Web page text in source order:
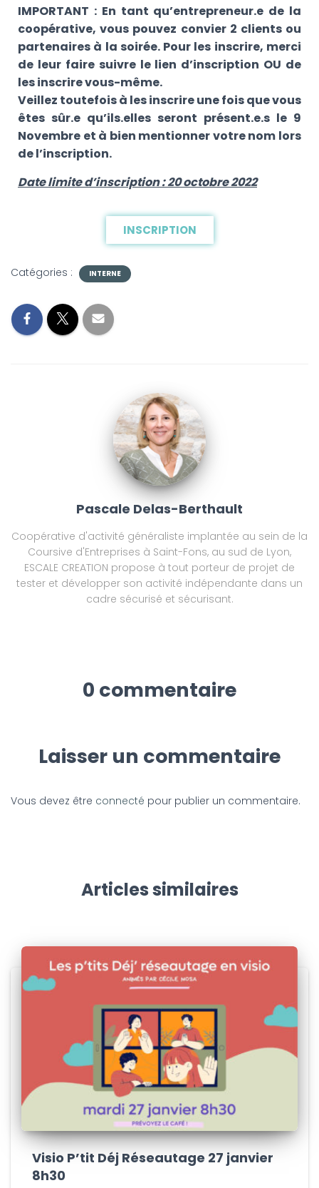
IMPORTANT : En tant qu’entrepreneur.e de la
coopérative, vous pouvez convier 2 clients ou
partenaires à la soirée. Pour les inscrire, merci
de leur faire suivre le lien d’inscription OU de
les inscrire vous-même.
Veillez toutefois à les inscrire une fois que vous
êtes sûr.e qu’ils.elles seront présent.e.s le 9
Novembre et à bien mentionner votre nom lors
de l’inscription.
Date limite d’inscription : 20 octobre 2022
INSCRIPTION
Catégories : INTERNE
Pascale Delas-Berthault
Coopérative d'activité généraliste implantée au sein de la
Coursive d'Entreprises à Saint-Fons, au sud de Lyon,
ESCALE CREATION propose à tout porteur de projet de
tester et développer son activité indépendante dans un
cadre sécurisé et sécurisant.
0 commentaire
Laisser un commentaire
Vous devez être connecté pour publier un commentaire.
Articles similaires
Visio P’tit Déj Réseautage 27 janvier
8h30